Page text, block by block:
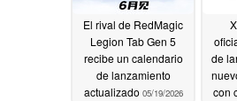
El rival de RedMagic
Legion Tab Gen 5
recibe un calendario
de lanzamiento
actualizado 05/19/2026
de
con